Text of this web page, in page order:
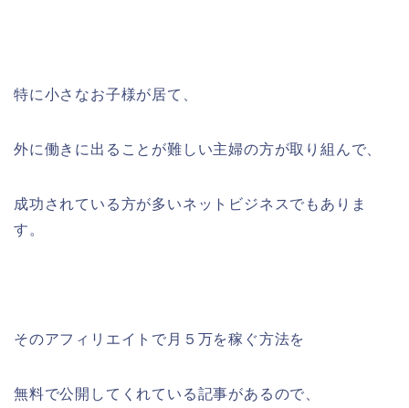
特に小さなお子様が居て、
外に働きに出ることが難しい主婦の方が取り組んで、
成功されている方が多いネットビジネスでもありま
す。
そのアフィリエイトで月５万を稼ぐ方法を
無料で公開してくれている記事があるので、